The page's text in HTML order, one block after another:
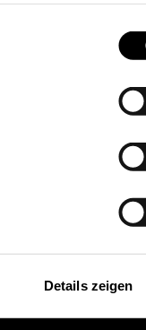
Details zeigen
Bogen